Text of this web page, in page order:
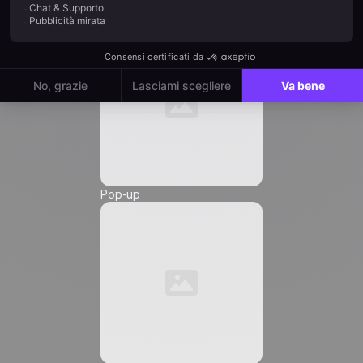
Automation
Pop-up
Email*
di più su come gestiamo i tuoi dati e i tuoi diritti